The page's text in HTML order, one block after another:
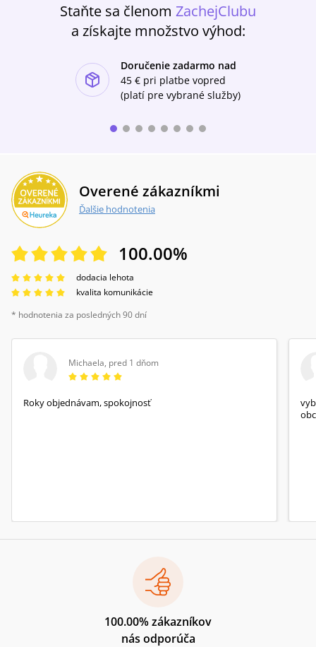
Staňte sa členom ZachejClubu
a získajte množstvo výhod:
Doručenie zadarmo nad
45 € pri platbe vopred
(platí pre vybrané služby)
Overené zákazníkmi
Ďalšie hodnotenia
100.00%
dodacia lehota
kvalita komunikácie
* hodnotenia za posledných 90 dní
Michaela, pred 1 dňom
Roky objednávam, spokojnosť
100.00% zákazníkov
nás odporúča